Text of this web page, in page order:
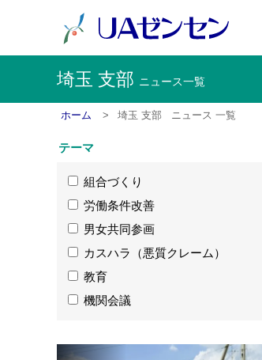
埼玉 支部 ニュース一覧
ホーム 埼玉 支部 ニュース 一覧
テーマ
組合づくり
労働条件改善
男女共同参画
カスハラ（悪質クレーム）
教育
機関会議